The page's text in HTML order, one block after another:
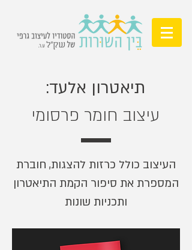
תיאטרון אלעד:
עיצוב חומר פרסומי
העיצוב כולל כרזות להצגות, חוברת
המספרת את סיפור הקמת התיאטרון
ותכניות שונות